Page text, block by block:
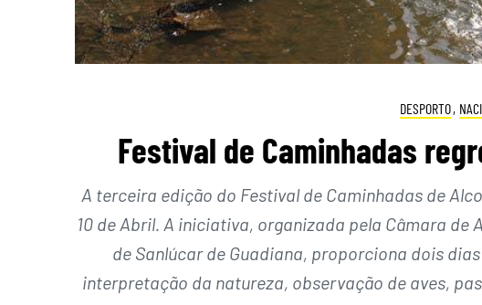
DESPORTO,
Festival de Caminhadas
A terceira edição do Festival de Caminhadas de
10 de Abril. A iniciativa, organizada pela Câmara
de Sanlúcar de Guadiana, proporciona dois
interpretação da natureza, observação de aves,